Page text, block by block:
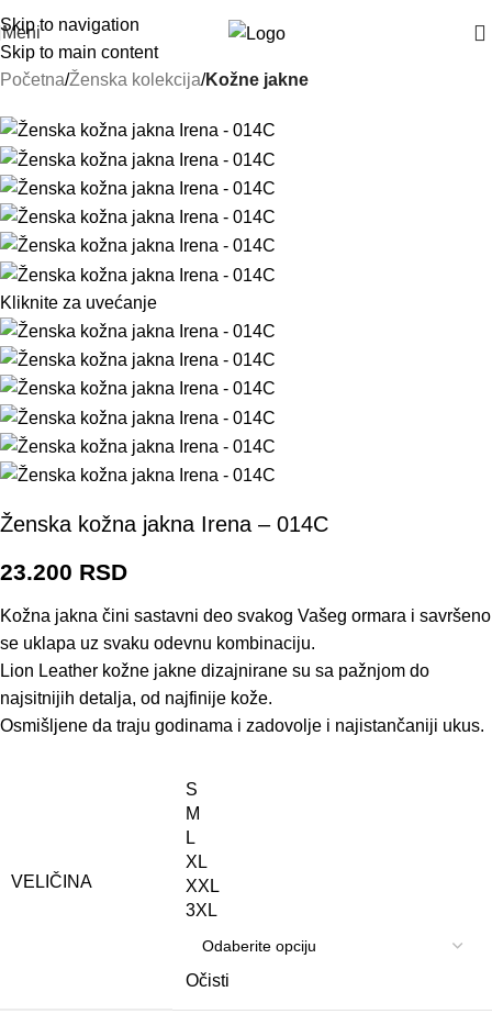
Skip to navigation
Skip to main content
Meni
Početna Ženska kolekcija Kožne jakne
Kliknite za uvećanje
Ženska kožna jakna Irena – 014C
23.200 RSD
Kožna jakna čini sastavni deo svakog Vašeg ormara i savršeno
se uklapa uz svaku odevnu kombinaciju.
Lion Leather kožne jakne dizajnirane su sa pažnjom do
najsitnijih detalja, od najfinije kože.
Osmišljene da traju godinama i zadovolje i najistančaniji ukus.
VELIČINA
S
M
L
XL
XXL
3XL
Očisti